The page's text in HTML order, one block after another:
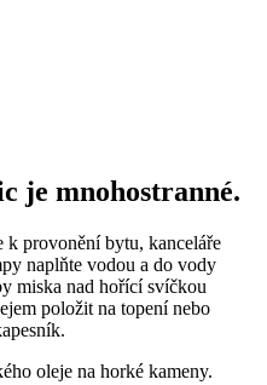
je mnohostranné.
k provonění bytu, kanceláře
naplňte vodou a do vody
miska nad hořící svíčkou
položit na topení nebo
oleje na horké kameny.